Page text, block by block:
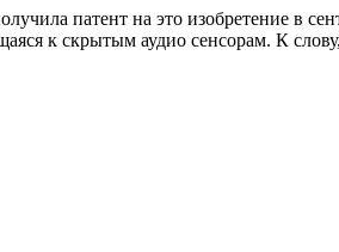
патент на это изобретение в
к скрытым аудио сенсорам. К